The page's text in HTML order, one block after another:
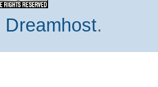
Dreamhost.